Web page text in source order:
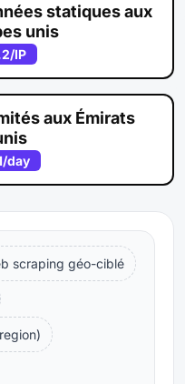
statiques aux
unis
/IP
aux Émirats
/day
scraping géo-ciblé